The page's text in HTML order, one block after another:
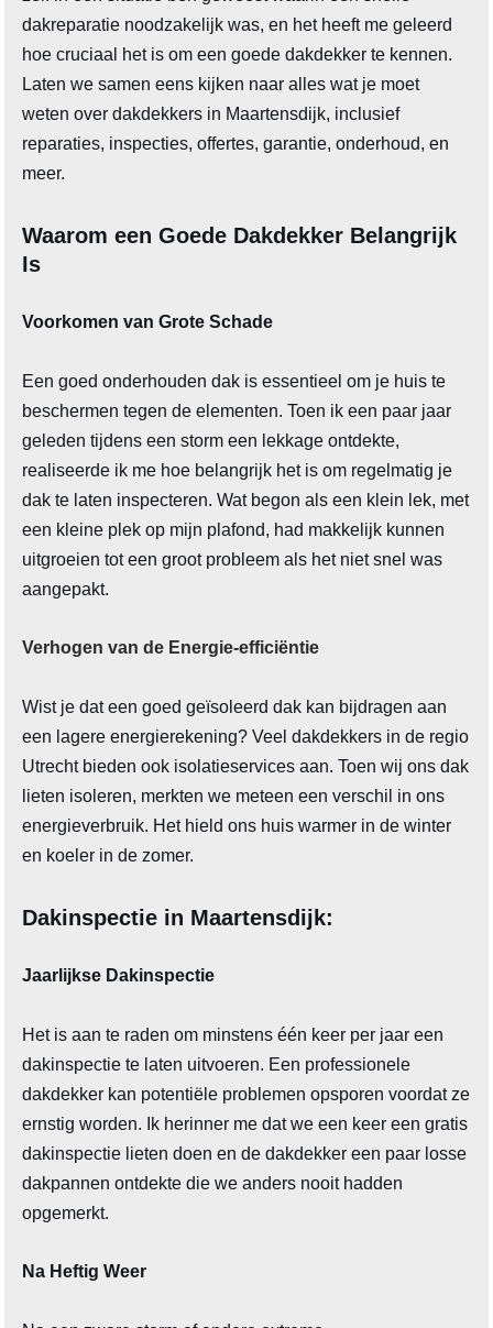
dakreparatie noodzakelijk was, en het heeft me geleerd
hoe cruciaal het is om een goede dakdekker te kennen.
Laten we samen eens kijken naar alles wat je moet
weten over dakdekkers in Maartensdijk, inclusief
reparaties, inspecties, offertes, garantie, onderhoud, en
meer.
Waarom een Goede Dakdekker Belangrijk
Is
Voorkomen van Grote Schade
Een goed onderhouden dak is essentieel om je huis te
beschermen tegen de elementen. Toen ik een paar jaar
geleden tijdens een storm een lekkage ontdekte,
realiseerde ik me hoe belangrijk het is om regelmatig je
dak te laten inspecteren. Wat begon als een klein lek, met
een kleine plek op mijn plafond, had makkelijk kunnen
uitgroeien tot een groot probleem als het niet snel was
aangepakt.
Verhogen van de Energie-efficiëntie
Wist je dat een goed geïsoleerd dak kan bijdragen aan
een lagere energierekening? Veel dakdekkers in de regio
Utrecht bieden ook isolatieservices aan. Toen wij ons dak
lieten isoleren, merkten we meteen een verschil in ons
energieverbruik. Het hield ons huis warmer in de winter
en koeler in de zomer.
Dakinspectie in Maartensdijk:
Jaarlijkse Dakinspectie
Het is aan te raden om minstens één keer per jaar een
dakinspectie te laten uitvoeren. Een professionele
dakdekker kan potentiële problemen opsporen voordat ze
ernstig worden. Ik herinner me dat we een keer een gratis
dakinspectie lieten doen en de dakdekker een paar losse
dakpannen ontdekte die we anders nooit hadden
opgemerkt.
Na Heftig Weer